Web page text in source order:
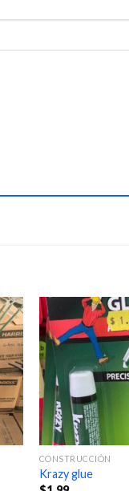
CONSTRUCCIÓN
Krazy glue